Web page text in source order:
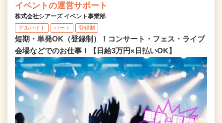
イベントの運営サポート
株式会社シアーズ イベント事業部
アルバイト パート 登録制
短期・単発OK（登録制）！コンサート・フェス・ライブ
会場などでのお仕事！【日給3万円×日払いOK】